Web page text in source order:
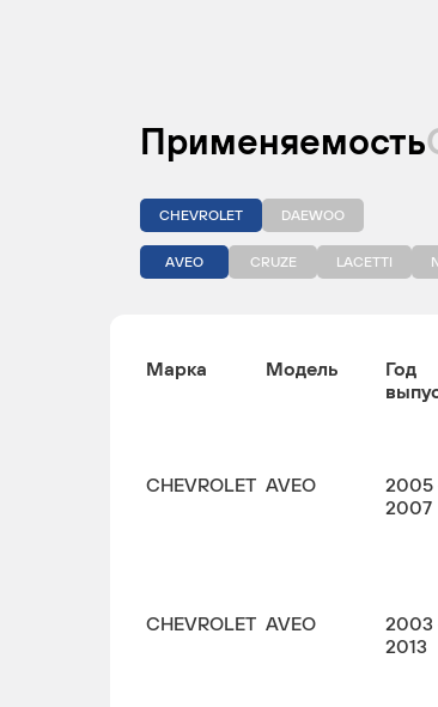
Применяемость
CHEVROLET DAEWOO
AVEO CRUZE LACETTI
Марка Модель
Год
CHEVROLET AVEO
2005
2007
CHEVROLET AVEO
2003
2013